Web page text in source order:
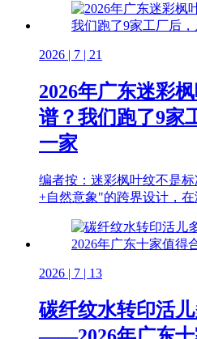
2026 | 7 | 21
2026年广东迷彩
谱？我们跑了9家
一家
编者按：迷彩枫叶纹不是
+自然意象"的跨界设计，
2026 | 7 | 13
碳纤纹水转印活